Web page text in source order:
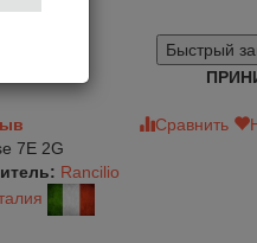
Быстрый
Сравнить
7E 2G
Rancilio